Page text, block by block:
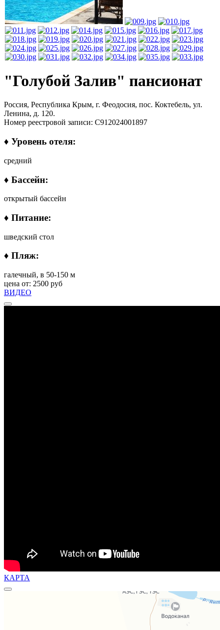
"Голубой Залив" пансионат
Россия, Республика Крым, г. Феодосия, пос. Коктебель, ул.
Ленина, д. 120.
Номер реестровой записи: С912024001897
♦ Уровень отеля:
средний
♦ Бассейн:
открытый бассейн
♦ Питание:
шведский стол
♦ Пляж:
галечный, в 50-150 м
цена от: 2500 руб
ВИДЕО
КАРТА